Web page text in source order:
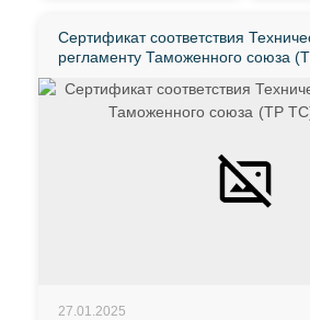
Сертификат соответствия
регламенту Таможенного союза
27.01.2025